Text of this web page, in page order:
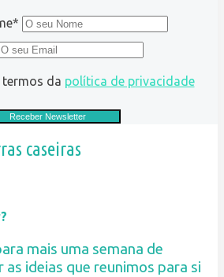
termos da política de privacidade
caseiras
mais uma semana de
as ideias que reunimos para si